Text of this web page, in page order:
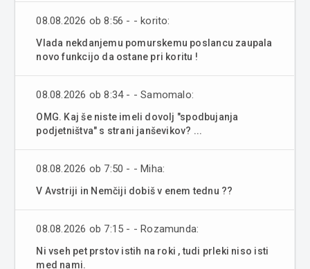
08.08.2026 ob 8:56 - - korito:
Vlada nekdanjemu pomurskemu poslancu zaupala
novo funkcijo da ostane pri koritu !
08.08.2026 ob 8:34 - - Samomalo:
OMG. Kaj še niste imeli dovolj "spodbujanja
podjetništva" s strani janševikov? ...
08.08.2026 ob 7:50 - - Miha:
V Avstriji in Nemčiji dobiš v enem tednu ??
08.08.2026 ob 7:15 - - Rozamunda:
Ni vseh pet prstov istih na roki , tudi prleki niso isti
med nami.